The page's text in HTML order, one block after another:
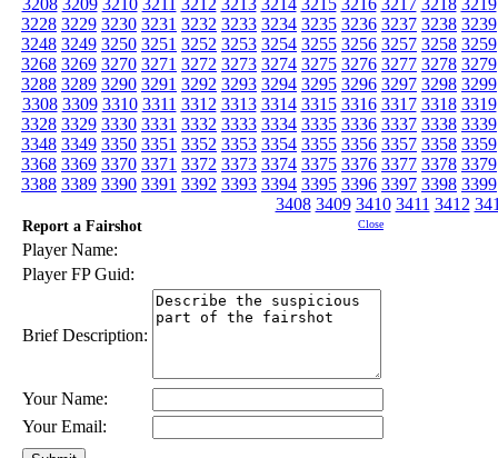
3208 3209 3210 3211 3212 3213 3214 3215 3216 3217 3218 3219
3228 3229 3230 3231 3232 3233 3234 3235 3236 3237 3238 3239
3248 3249 3250 3251 3252 3253 3254 3255 3256 3257 3258 3259
3268 3269 3270 3271 3272 3273 3274 3275 3276 3277 3278 3279
3288 3289 3290 3291 3292 3293 3294 3295 3296 3297 3298 3299
3308 3309 3310 3311 3312 3313 3314 3315 3316 3317 3318 3319
3328 3329 3330 3331 3332 3333 3334 3335 3336 3337 3338 3339
3348 3349 3350 3351 3352 3353 3354 3355 3356 3357 3358 3359
3368 3369 3370 3371 3372 3373 3374 3375 3376 3377 3378 3379
3388 3389 3390 3391 3392 3393 3394 3395 3396 3397 3398 3399
3408 3409 3410 3411 3412
Report a Fairshot Close
Player Name:
Player FP Guid:
Brief Description:
Your Name:
Your Email: